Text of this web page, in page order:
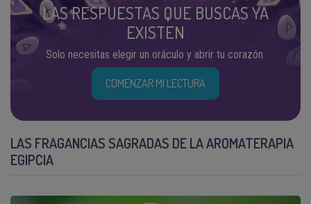
LAS RESPUESTAS QUE BUSCAS YA
EXISTEN
Solo necesitas elegir un oráculo y abrir tu corazón.
COMENZAR MI LECTURA
LAS FRAGANCIAS SAGRADAS DE LA AROMATERAPIA
EGIPCIA